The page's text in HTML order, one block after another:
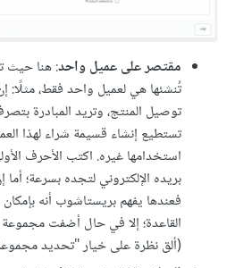
مقتصر على عميل واحد: هنا حيث
تُنشئها هي لعميل واحد فقط،
توصيل المنتج، وتريد المبادرة
تستطيع إنشاء قسيمة شراء لهذا
استخدامها غيره. اكتب الأحرف
بريده الإلكتروني لتجده بسرعة؛
فعندها يفهم بريستاشوب أنه
القاعدة؛ إلا في حال أضفت
(ألق نظرة على خيار "تحديد